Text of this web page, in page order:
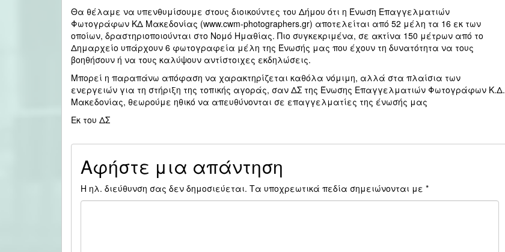
Θα θέλαμε να υπενθυμίσουμε στους διοικούντες του Δήμου ότι η Ένωση Επαγγελματιών
Φωτογράφων ΚΔ Μακεδονίας (www.cwm-photographers.gr) αποτελείται από 52 μέλη τα 16 εκ των
οποίων, δραστηριοποιούνται στο Νομό Ημαθίας. Πιο συγκεκριμένα, σε ακτίνα 150 μέτρων από το
Δημαρχείο υπάρχουν 6 φωτογραφεία μέλη της Ένωσής μας που έχουν τη δυνατότητα να τους
βοηθήσουν ή να τους καλύψουν αντίστοιχες εκδηλώσεις.
Μπορεί η παραπάνω απόφαση να χαρακτηρίζεται καθόλα νόμιμη, αλλά στα πλαίσια των
ενεργειών για τη στήριξη της τοπικής αγοράς, σαν ΔΣ της Ένωσης Επαγγελματιών Φωτογράφων Κ.Δ.
Μακεδονίας, θεωρούμε ηθικό να απευθύνονται σε επαγγελματίες της ένωσής μας
Εκ του ΔΣ
Αφήστε μια απάντηση
Η ηλ. διεύθυνση σας δεν δημοσιεύεται. Τα υποχρεωτικά πεδία σημειώνονται με *